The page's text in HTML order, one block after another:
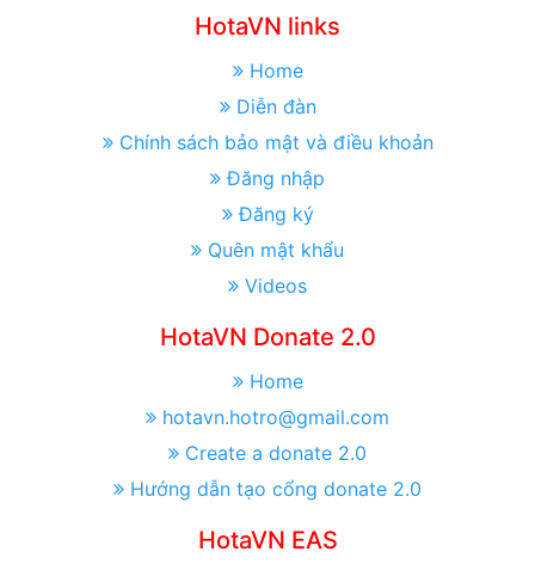
HotaVN links
Home
Diễn đàn
Chính sách bảo mật và điều khoản
Đăng nhập
Đăng ký
Quên mật khẩu
Videos
HotaVN Donate 2.0
Home
hotavn.hotro@gmail.com
Create a donate 2.0
Hướng dẫn tạo cổng donate 2.0
HotaVN EAS